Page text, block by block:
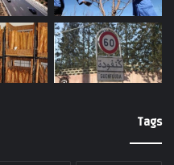
Tags